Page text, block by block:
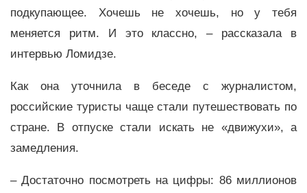
подкупающее. Хочешь не хочешь, но у тебя
меняется ритм. И это классно, – рассказала в
интервью Ломидзе.
Как она уточнила в беседе с журналистом,
российские туристы чаще стали путешествовать по
стране. В отпуске стали искать не «движухи», а
замедления.
– Достаточно посмотреть на цифры: 86 миллионов